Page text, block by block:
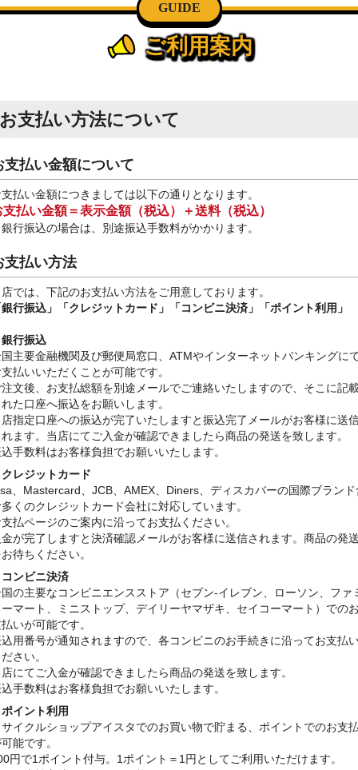
GUIDE
ご利用案内
お支払い方法について
支払い金額について
払い金額につきましては以下の通りとなります。
支払い金額＝表示金額（税込）＋送料（税込）
行振込の場合は、別途振込手数料がかかります。
支払い方法
では、下記のお支払い方法をご用意しております。
行振込」
「クレジットカード」「コンビニ決済」「ポイント利用」
行振込
主要金融機関及び郵便局窓口、ATMやインターネットバンキングに
払いいただくことが可能です。
文後、お支払総額を別途メールでご連絡いたしますので、そこに記
た口座へ振込をお願いします。
指定口座への振込が完了いたしますと振込完了メールがお客様に送
ます。当店にてご入金が確認できましたら商品の発送を致します。
手数料はお客様負担でお願いいたします。
レジットカード
、Mastercard、JCB、AMEX、Diners、ディスカバーの国際ブランド
くのクレジットカード会社に対応しています。
払ページのご案内に沿ってお支払ください。
が完了しますと決済確認メールがお客様に送信されます。商品の発
待ちください。
ンビニ決済
の主要なコンビニエンスストア（セブン-イレブン、ローソン、ファ
マート、ミニストップ、デイリーヤマザキ、セイコーマート）での
いが可能です。
用番号が通知されますので、各コンビニのお手続きに沿ってお支払
さい。
にてご入金が確認できましたら商品の発送を致します。
手数料はお客様負担でお願いいたします。
イント利用
イクルショップアイスタでのお買い物で貯まる、ポイントでのお支
能です。
円で1ポイント付与。1ポイント＝1円としてご利用いただけます。